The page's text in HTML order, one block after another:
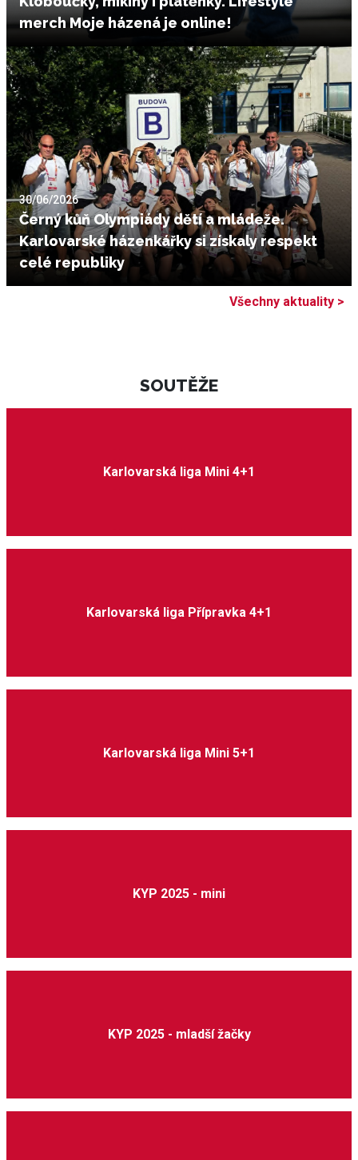
merch Moje házená je online!
30/06/2026
Černý kůň Olympiády dětí a mládeže.
Karlovarské házenkářky si získaly respekt
celé republiky
Všechny aktuality >
SOUTĚŽE
Karlovarská liga Mini 4+1
Karlovarská liga Přípravka 4+1
Karlovarská liga Mini 5+1
KYP 2025 - mini
KYP 2025 - mladší žačky